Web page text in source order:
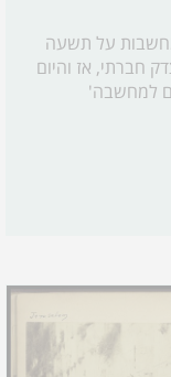
מחשבות על תשעה
חברתי, אז והיום